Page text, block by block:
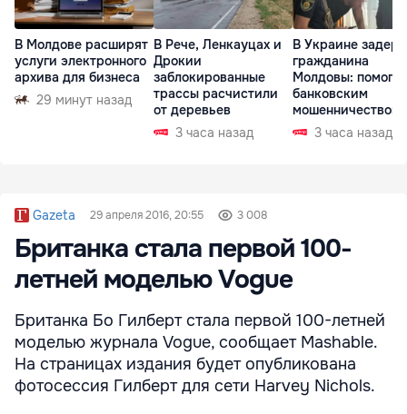
В Молдове расширят
услуги электронного
архива для бизнеса
29 минут назад
В Рече, Ленкауцах и
Дрокии
заблокированные
трассы расчистили
от деревьев
3 часа назад
В Украине
гражданина
Молдовы:
банковским
мошенничеством
Чехии3 часа назад
Gazeta 29 апреля 2016, 20:55 3 008
Британка стала первой 100-
летней моделью Vogue
Британка Бо Гилберт стала первой 100-летней
моделью журнала Vogue, сообщает Mashable.
На страницах издания будет опубликована
фотосессия Гилберт для сети Harvey Nichols.